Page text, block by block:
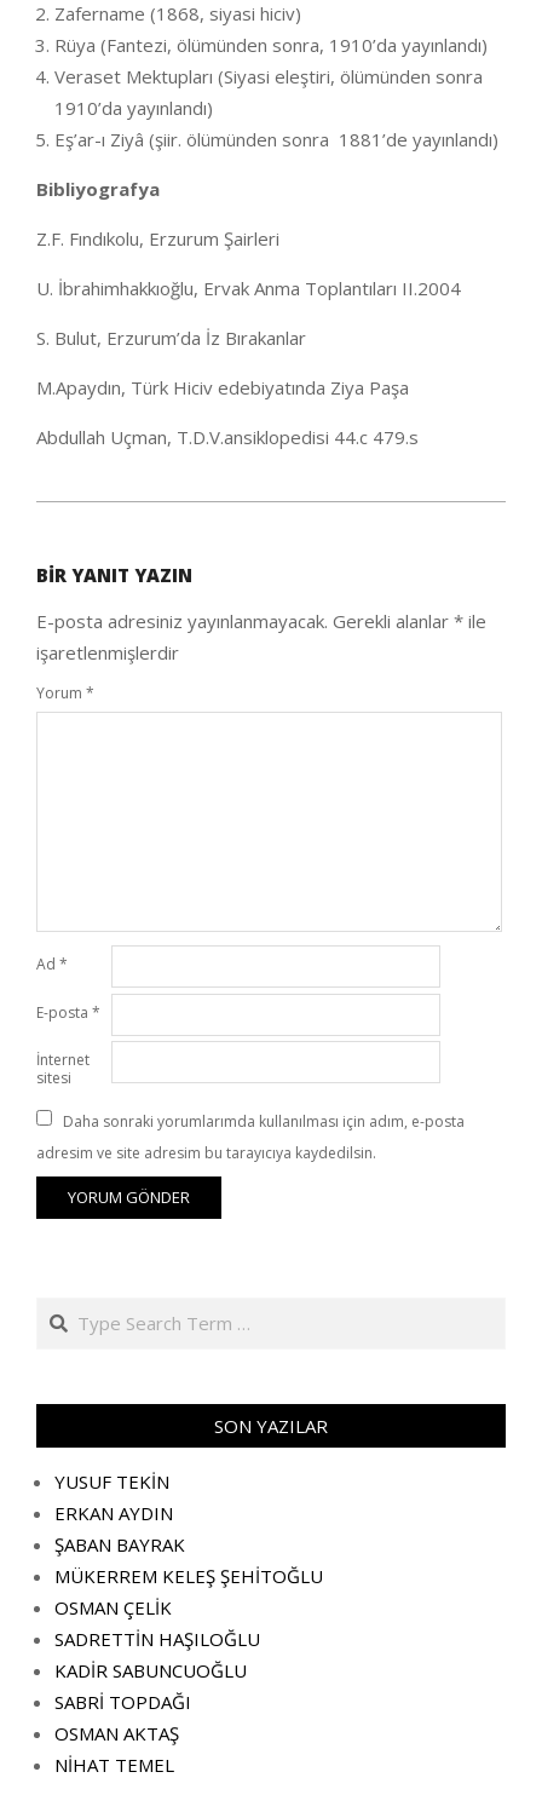
Zafername (1868, siyasi hiciv)
Rüya (Fantezi, ölümünden sonra, 1910’da yayınlandı)
Veraset Mektupları (Siyasi eleştiri, ölümünden sonra
1910’da yayınlandı)
Eş’ar-ı Ziyâ (şiir. ölümünden sonra 1881’de yayınlandı)
Bibliyografya
Z.F. Fındıkolu, Erzurum Şairleri
U. İbrahimhakkıoğlu, Ervak Anma Toplantıları II.2004
S. Bulut, Erzurum’da İz Bırakanlar
M.Apaydın, Türk Hiciv edebiyatında Ziya Paşa
Abdullah Uçman, T.D.V.ansiklopedisi 44.c 479.s
11
BIR YANIT YAZIN
E-posta adresiniz yayınlanmayacak. Gerekli alanlar * ile
işaretlenmişlerdir
Yorum *
Ad *
E-posta *
İnternet
sitesi
Daha sonraki yorumlarımda kullanılması için adım, e-posta
adresim ve site adresim bu tarayıcıya kaydedilsin.
Search
SON YAZILAR
YUSUF TEKİN
ERKAN AYDIN
ŞABAN BAYRAK
MÜKERREM KELEŞ ŞEHİTOĞLU
OSMAN ÇELİK
SADRETTİN HAŞILOĞLU
KADİR SABUNCUOĞLU
SABRİ TOPDAĞI
OSMAN AKTAŞ
NİHAT TEMEL